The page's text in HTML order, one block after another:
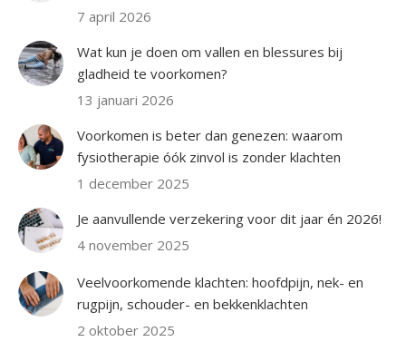
7 april 2026
Wat kun je doen om vallen en blessures bij
gladheid te voorkomen?
13 januari 2026
Voorkomen is beter dan genezen: waarom
fysiotherapie óók zinvol is zonder klachten
1 december 2025
Je aanvullende verzekering voor dit jaar én 2026!
4 november 2025
Veelvoorkomende klachten: hoofdpijn, nek- en
rugpijn, schouder- en bekkenklachten
2 oktober 2025